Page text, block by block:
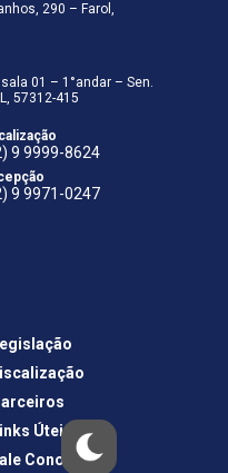
290 – Farol,
01 – 1°andar – Sen.
57312-415
9 9999-8624
9 9971-0247
Úteis
Conosco